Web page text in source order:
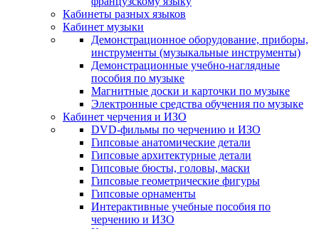
Кабинеты разных языков
Кабинет музыки
Демонстрационное оборудование, приборы,
инструменты (музыкальные инструменты)
Демонстрационные учебно-наглядные
пособия по музыке
Магнитные доски и карточки по музыке
Электронные средства обучения по музыке
Кабинет черчения и ИЗО
DVD-фильмы по черчению и ИЗО
Гипсовые анатомические детали
Гипсовые архитектурные детали
Гипсовые бюсты, головы, маски
Гипсовые геометрические фигуры
Гипсовые орнаменты
Интерактивные учебные пособия по
черчению и ИЗО